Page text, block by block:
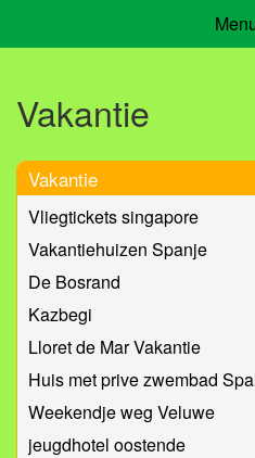
Vakantie
Vakantie
Vliegtickets singapore
Vakantiehuizen Spanje
De Bosrand
Kazbegi
Lloret de Mar Vakantie
Huis met prive zwembad
Weekendje weg Veluwe
jeugdhotel oostende